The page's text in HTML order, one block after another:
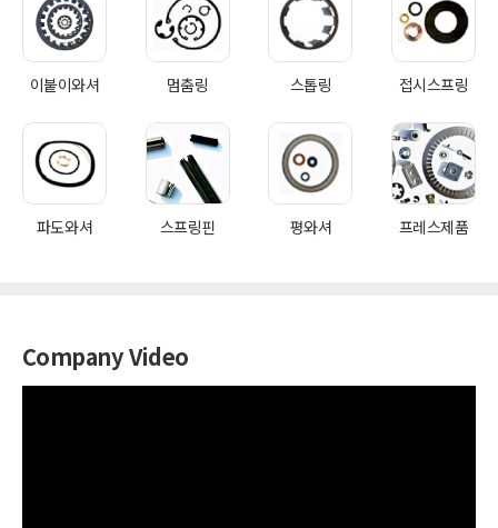
이붙이와셔 멈춤링 스톱링 접시스프링
파도와셔 스프링핀 평와셔 프레스제품
Company Video